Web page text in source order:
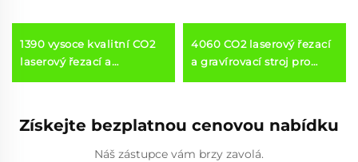
1390 vysoce kvalitní CO2
laserový řezací a
4060 CO2 laserový řezací
a gravírovací stroj pro
Získejte bezplatnou cenovou nabídku
Náš zástupce vám brzy zavolá.